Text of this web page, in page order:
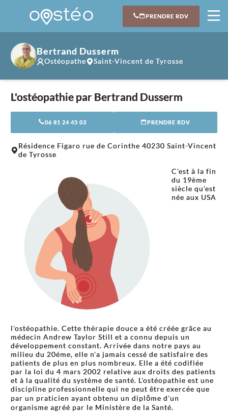
PRENDRE RDV
Bertrand Dusserm
Ostéopathe Saint-Vincent de Tyrosse
L'ostéopathie par Bertrand Dusserm
06 81 24 45 03 PRENDRE RDV
+
Résidence Figaro rue de Corinthe 40230 Saint-Vincent
de Tyrosse
C'est à la fin
du 19ème
siècle qu'est
née aux USA
l'ostéopathie. Cette thérapie douce a été créée grâce au
médecin Andrew Taylor Still et a connu depuis un
développement constant. Arrivée dans notre pays au
milieu du 20éme, elle n'a jamais cessé de satisfaire des
patients de plus en plus nombreux. Elle a été codifiée
par la loi du 4 mars 2002 relative aux droits des patients
et à la qualité du système de santé. L'ostéopathie est une
discipline professionnelle qui ne peut être exercée que
par un praticien ayant obtenu un diplôme d'un
organisme agréé par le Ministère de la Santé.